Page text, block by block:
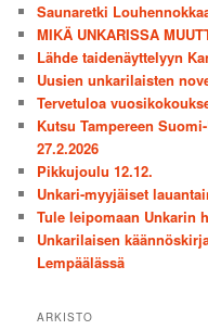
Saunaretki
MIKÄ UNKARISSA
Lähde taidenäyttelyyn
Uusien unkarilaisten
Tervetuloa
Kutsu Tampereen
27.2.2026
Pikkujoulu 12.12.
Unkari-myyjäiset
Tule leipomaan Unkarin
Unkarilaisen
Lempäälässä
ARKISTO